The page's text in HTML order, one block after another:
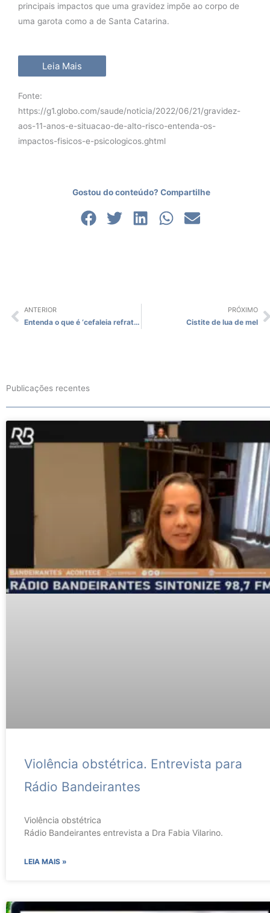
principais impactos que uma gravidez impõe ao corpo de
uma garota como a de Santa Catarina.
Leia Mais
Fonte:
https://g1.globo.com/saude/noticia/2022/06/21/gravidez-
aos-11-anos-e-situacao-de-alto-risco-entenda-os-
impactos-fisicos-e-psicologicos.ghtml
Gostou do conteúdo? Compartilhe
Prev
ANTERIOR
Entenda o que é ‘cefaleia refratária à analgesia’
PRÓXIMO
Cistite de lua de mel
Publicações recentes
Violência obstétrica. Entrevista para
Rádio Bandeirantes
Violência obstétrica
Rádio Bandeirantes entrevista a Dra Fabia Vilarino.
LEIA MAIS »